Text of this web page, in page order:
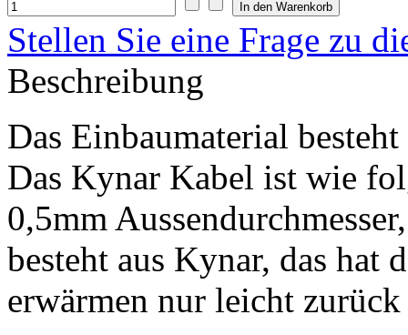
Stellen Sie eine Frage zu
Beschreibung
Das Einbaumaterial
Das Kynar Kabel ist wie
0,5mm
besteht aus Kynar, das hat
erwärmen nur leicht